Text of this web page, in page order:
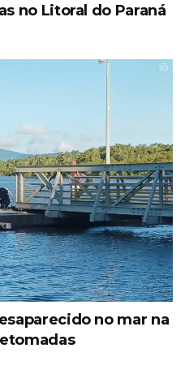
no Litoral do Paraná
no mar na